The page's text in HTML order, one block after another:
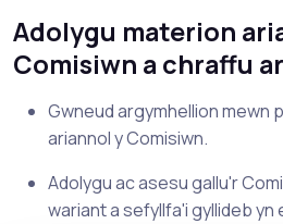
Adolygu materion
Comisiwn a chraffu
Gwneud argymhellion mewn
ariannol y Comisiwn.
Adolygu ac asesu gallu'r
wariant a sefyllfa'i gyllideb yn